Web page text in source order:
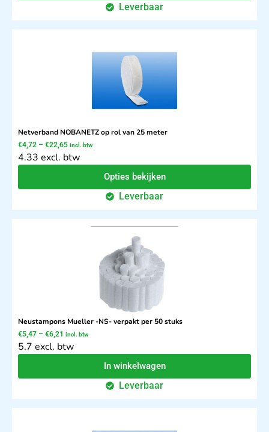
Leverbaar
Netverband NOBANETZ op rol van 25 meter
€4,72 – €22,65 incl. btw
4.33 excl. btw
Opties bekijken
Leverbaar
Neustampons Mueller -NS- verpakt per 50 stuks
€5,47 – €6,21 incl. btw
5.7 excl. btw
In winkelwagen
Leverbaar